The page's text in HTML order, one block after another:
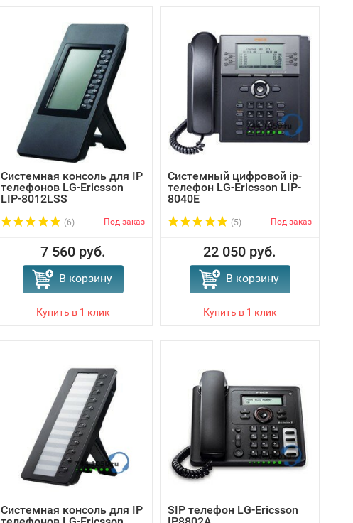
Системная консоль для IP
телефонов LG-Ericsson
LIP-8012LSS
(6) Под заказ
7 560 руб.
В корзину
Системный цифровой ip-
телефон LG-Ericsson LIP-
8040E
(5) Под заказ
22 050 руб.
В корзину
Системная консоль для IP
SIP телефон LG-Ericsson